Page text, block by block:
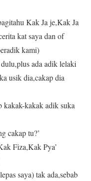
Kak Ja je,Kak Ja
kat saya dan of
kami)
ada adik lelaki
usik dia,cakap dia
kakak-kakak adik suka
cakap tu?’
Fiza,Kak Pya’
saya) tak ada,sebab